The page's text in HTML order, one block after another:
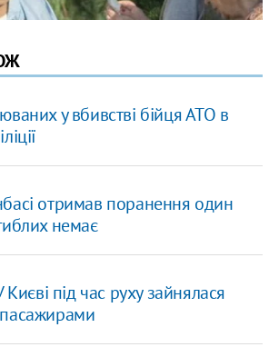
у вбивстві бійця АТО в
отримав поранення один
немає
Києві під час руху зайнялася